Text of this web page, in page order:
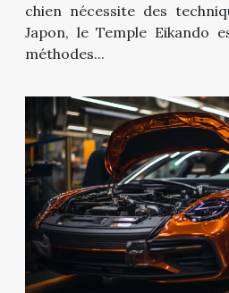
chien nécessite des
Japon, le Temple Eikando
méthodes...